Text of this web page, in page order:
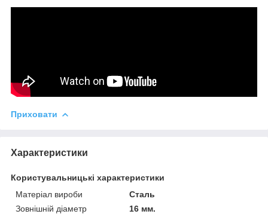
Приховати
Характеристики
Користувальницькі характеристики
Матеріал вироби
Сталь
Зовнішній діаметр
16 мм.